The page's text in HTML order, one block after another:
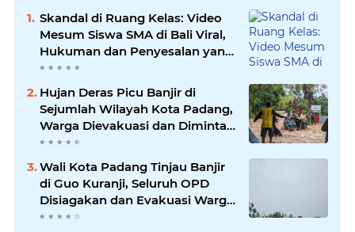
Skandal di Ruang Kelas: Video
Mesum Siswa SMA di Bali Viral,
Hukuman dan Penyesalan yang
Mengikuti
Hujan Deras Picu Banjir di
Sejumlah Wilayah Kota Padang,
Warga Dievakuasi dan Diminta
Waspada Banjir Susulan
Wali Kota Padang Tinjau Banjir
di Guo Kuranji, Seluruh OPD
Disiagakan dan Evakuasi Warga
Dipercepat